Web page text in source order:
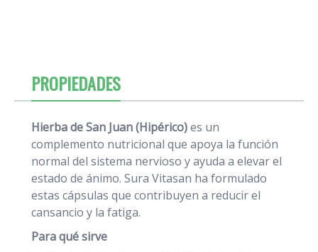
PROPIEDADES
Hierba de San Juan (Hipérico)es un
complemento nutricional que apoya la función
normal del sistema nervioso y ayuda a elevar el
estado de ánimo. Sura Vitasan ha formulado
estas cápsulas que contribuyen a reducir el
cansancio y la fatiga.
Para qué sirve